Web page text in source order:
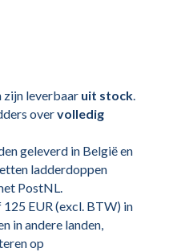
zijn leverbaar uit stock.
overvolledig
geleverd in België en
ladderdoppen
PostNL.
EUR (excl. BTW) in
in andere landen,
op